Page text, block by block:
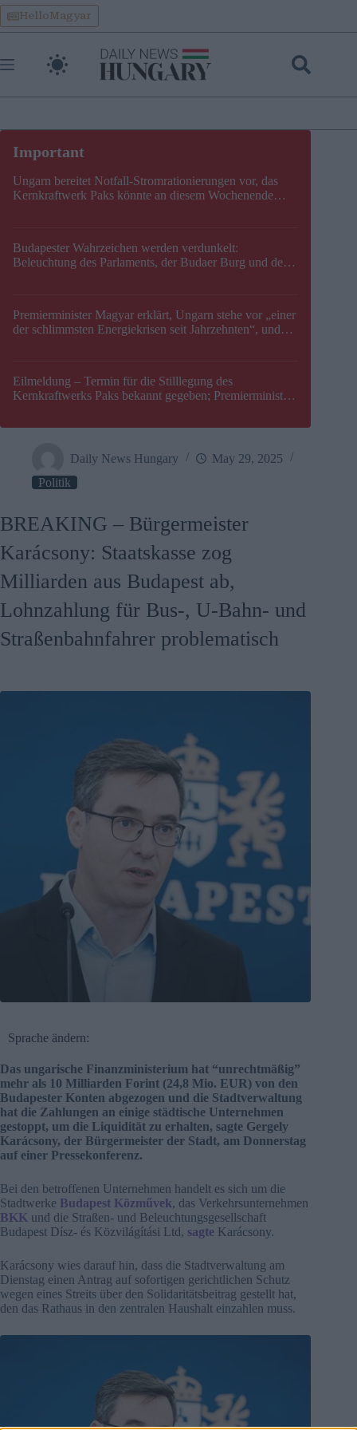
Skip
to
content
HelloMagyar
Ungarn bereitet Notfall-Stromrationierungen vor, das
Kernkraftwerk Paks könnte an diesem Wochenende
Budapester Wahrzeichen werden verdunkelt:
Beleuchtung des Parlaments, der Budaer Burg und der
Premierminister Magyar erklärt, Ungarn stehe vor „einer
der schlimmsten Energiekrisen seit Jahrzehnten“, und
Eilmeldung – Termin für die Stilllegung des
Kernkraftwerks Paks bekannt gegeben; Premierminister
Daily News Hungary
May 29, 2025
Politik
BREAKING – Bürgermeister
Karácsony: Staatskasse zog
Milliarden aus Budapest ab,
Lohnzahlung für Bus-, U-Bahn- und
Straßenbahnfahrer problematisch
Sprache ändern:
Das ungarische Finanzministerium hat “unrechtmäßig”
mehr als 10 Milliarden Forint (24,8 Mio. EUR) von den
Budapester Konten abgezogen und die Stadtverwaltung
hat die Zahlungen an einige städtische Unternehmen
gestoppt, um die Liquidität zu erhalten, sagte Gergely
Karácsony, der Bürgermeister der Stadt, am Donnerstag
auf einer Pressekonferenz.
Bei den betroffenen Unternehmen handelt es sich um die
Stadtwerke Budapest Közművek, das Verkehrsunternehmen
BKK und die Straßen- und Beleuchtungsgesellschaft
Budapest Dísz- és Közvilágítási Ltd, sagte Karácsony.
Karácsony wies darauf hin, dass die Stadtverwaltung am
Dienstag einen Antrag auf sofortigen gerichtlichen Schutz
wegen eines Streits über den Solidaritätsbeitrag gestellt hat,
den das Rathaus in den zentralen Haushalt einzahlen muss.